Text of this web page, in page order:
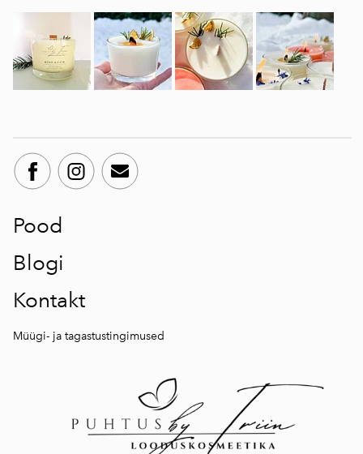
Pood
Blogi
Kontakt
Müügi- ja tagastustingimused